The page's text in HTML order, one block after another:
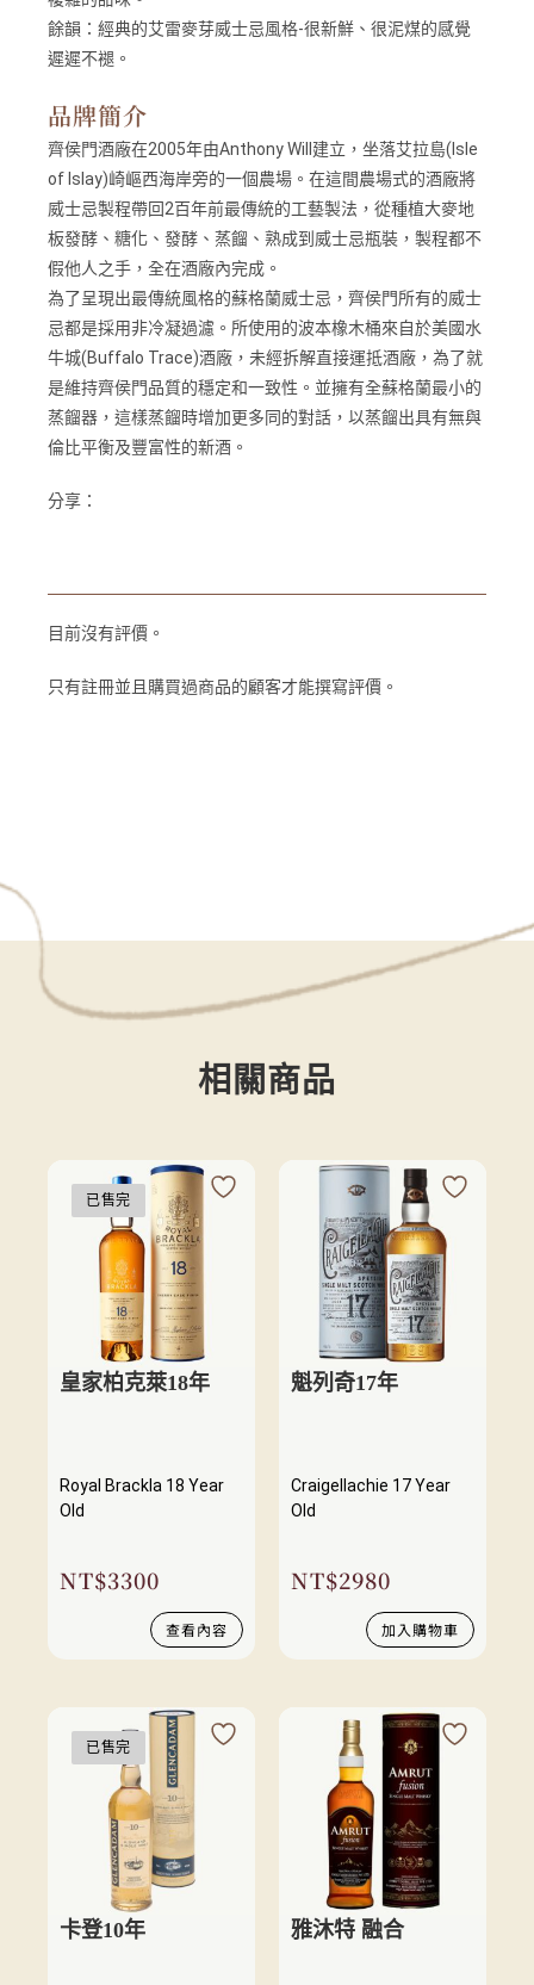
餘韻： 經典的艾雷麥芽威士忌風格-很新鮮、很泥煤的感覺
遲遲不褪。
品牌簡介
齊侯門酒廠在2005年由Anthony Will建立，坐落艾拉島(Isle
of Islay)崎嶇西海岸旁的一個農場。在這間農場式的酒廠將
威士忌製程帶回2百年前最傳統的工藝製法，從種植大麥地
板發酵、糖化、發酵、蒸餾、熟成到威士忌瓶裝，製程都不
假他人之手，全在酒廠內完成。
為了呈現出最傳統風格的蘇格蘭威士忌，齊侯門所有的威士
忌都是採用非冷凝過濾。所使用的波本橡木桶來自於美國水
牛城(Buffalo Trace)酒廠，未經拆解直接運抵酒廠，為了就
是維持齊侯門品質的穩定和一致性。並擁有全蘇格蘭最小的
蒸餾器，這樣蒸餾時增加更多同的對話，以蒸餾出具有無與
倫比平衡及豐富性的新酒。
分享：
目前沒有評價。
只有註冊並且購買過商品的顧客才能撰寫評價。
相關商品
已售完
皇家柏克萊18年
Royal Brackla 18 Year
Old
NT$3300
查看內容
魁列奇17年
Craigellachie 17 Year
Old
NT$2980
加入購物車
已售完
卡登10年 雅沐特 融合